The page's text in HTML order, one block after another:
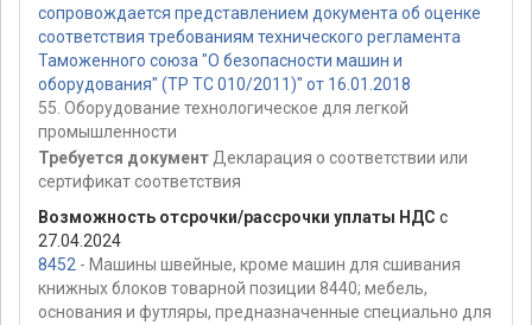
сопровождается представлением документа об оценке
соответствия требованиям технического регламента
Таможенного союза "О безопасности машин и
оборудования" (ТР ТС 010/2011)" от 16.01.2018
55. Оборудование технологическое для легкой
промышленности
Требуется документ Декларация о соответствии или
сертификат соответствия
Возможность отсрочки/рассрочки уплаты НДС с
27.04.2024
8452 - Машины швейные, кроме машин для сшивания
книжных блоков товарной позиции 8440; мебель,
основания и футляры, предназначенные специально для